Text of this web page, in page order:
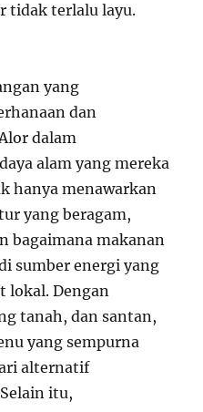
tidak terlalu layu.
yang
dan
dalam
alam yang mereka
hanya menawarkan
yang beragam,
bagaimana makanan
sumber energi yang
lokal. Dengan
tanah, dan santan,
yang sempurna
alternatif
itu,